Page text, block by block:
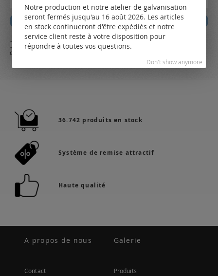
notre
lettre
d’information
:
Abbonez
Oui,j'ai lu et j'accepteles conditions générales
déclaration de protection des données
36.742 produits en stock
Système de remise attractif
Haute qualité
A propos de nous
Contact
Galerie
Produits
Notre production et notre atelier de galvanisation
seront fermés jusqu'au 16 août 2026. Les articles
en stock continueront d'être expédiés et notre
service client reste à votre disposition pour
répondre à toutes vos questions.
Don't show anymore